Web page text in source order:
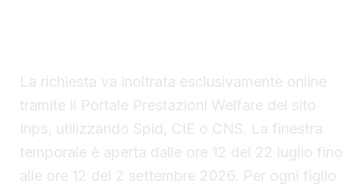
La richiesta va inoltrata esclusivamente online
tramite il Portale Prestazioni Welfare del sito
Inps, utilizzando Spid, CIE o CNS. La finestra
temporale è aperta dalle ore 12 del 22 luglio fino
alle ore 12 del 2 settembre 2026. Per ogni figlio